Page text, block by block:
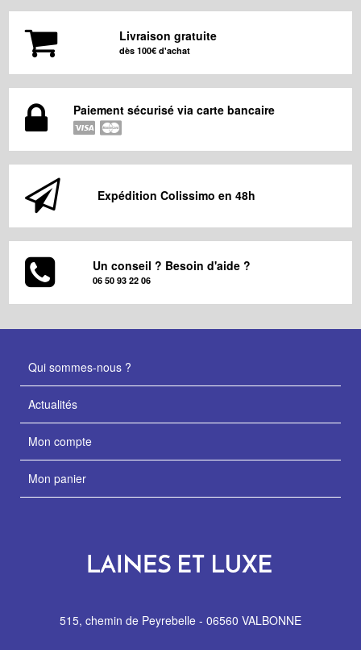
Livraison gratuite
dès 100€ d'achat
Paiement sécurisé via carte bancaire
Expédition Colissimo en 48h
Un conseil ? Besoin d'aide ?
06 50 93 22 06
Qui sommes-nous ?
Actualités
Mon compte
Mon panier
515, chemin de Peyrebelle - 06560 VALBONNE